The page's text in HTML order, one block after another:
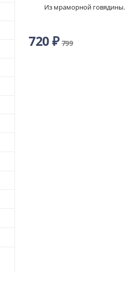
Из мраморной говядины.
720 ₽ 799